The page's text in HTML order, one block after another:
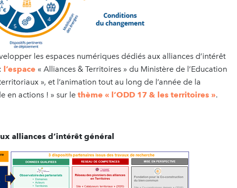
les espaces numériques dédiés aux alliances d’intérêt
l’espace « Alliances & Territoires » du Ministère de l’Education
», et l’animation tout au long de l’année de la
en actions ! » sur le thème « l’ODD 17 & les territoires ».
alliances d’intérêt général